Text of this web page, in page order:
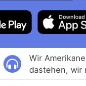
Wir
dastehen, wir